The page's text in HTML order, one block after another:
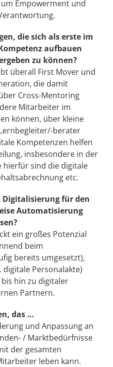
Empowerment und
die sich als erste im
aufbauen
zu können?
überall First Mover und
die damit
Cross-Mentoring
Mitarbeiter im
können, über kleine
berater
Kompetenzen helfen
insbesondere in der
hierfür sind die digitale
etc.
Digitalisierung für den
Automatisierung
ein großes Potenzial
beim
bereits umgesetzt),
Personalakte)
hin zu digitaler
Partnern.
das …
und Anpassung an
/ Marktbedürfnisse
der gesamten
leben kann.